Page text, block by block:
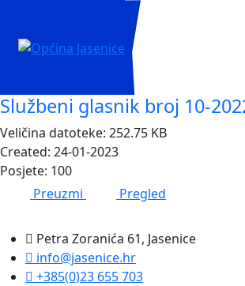
Službeni glasnik broj 10-
Veličina datoteke: 252.75 KB
Created: 24-01-2023
Posjete: 100
Preuzmi
Pregled
Petra Zoranića 61, Jasenice
info@jasenice.hr
+385(0)23 655 703